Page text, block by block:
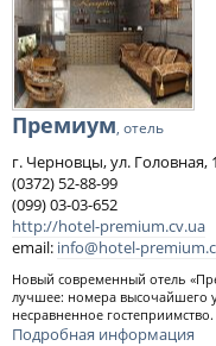
Премиум, отель
г. Черновцы, ул. Головная,
(0372) 52-88-99
(099) 03-03-652
http://hotel-premium.cv.ua
email: info@hotel-
Новый современный отель
лучшее: номера высочайшего
несравненное
Подробная информация